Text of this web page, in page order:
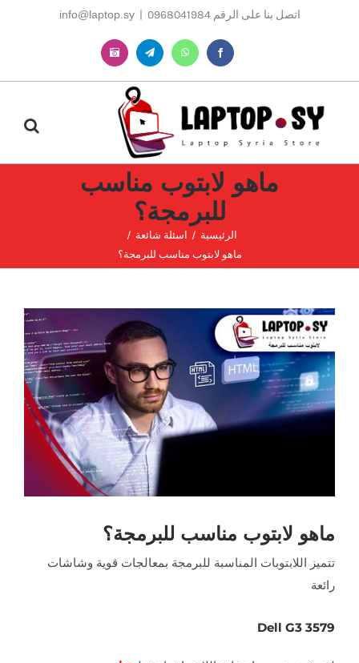
اتصل بنا على الرقم 0968041984 |
info@laptop.sy
Facebook
WhatsApp
Telegram
Instagram
ماهو لابتوب مناسب
للبرمجة؟
الرئيسية
اسئلة شائعة
ماهو لابتوب مناسب للبرمجة؟
مشاهدة
صورة
أكبر
ماهو لابتوب مناسب للبرمجة؟
تتميز اللابتوبات المناسبة للبرمجة بمعالجات قوية وشاشات
رائعة
Dell G3 3579